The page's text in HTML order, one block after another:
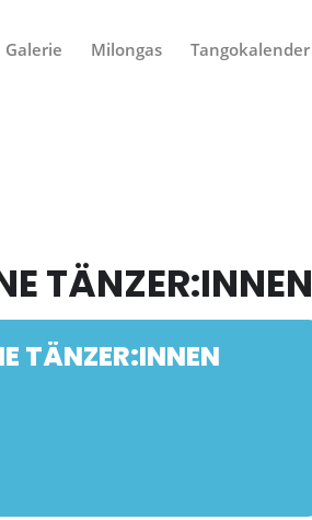
Galerie Milongas Tangokalender
TÄNZER:INNEN
TÄNZER:INNEN